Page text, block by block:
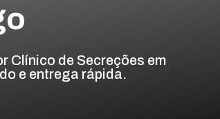
Clínico de Secreções em
e entrega rápida.